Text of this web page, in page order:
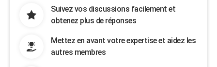
Suivez vos discussions facilement et
obtenez plus de réponses
Mettez en avant votre expertise et aidez les
autres membres